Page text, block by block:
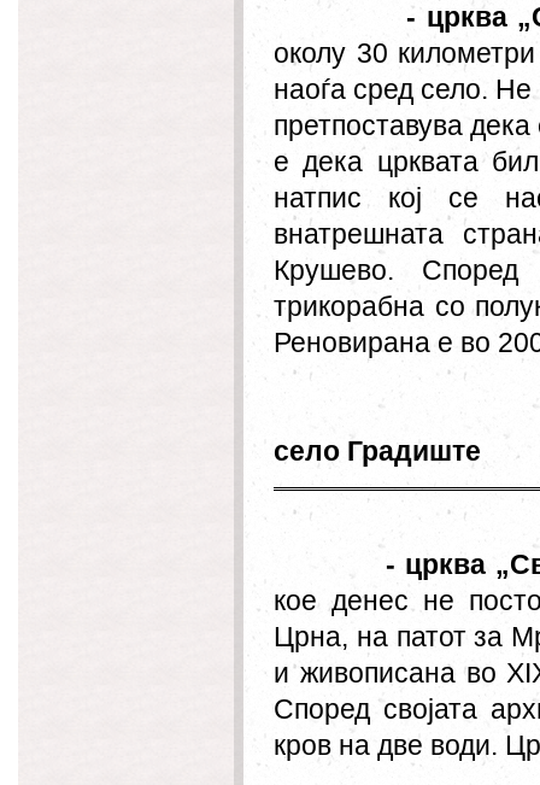
- црква
околу 30
наоѓа сред село. Не
претпоставува
е дека црквата
натпис кој се
внатрешната
Крушево. Според
трикорабна со
Реновирана е во
село Градиште
- црква „
кое денес не
Црна, на патот за
и живописана во
Според својата
кров на две води.